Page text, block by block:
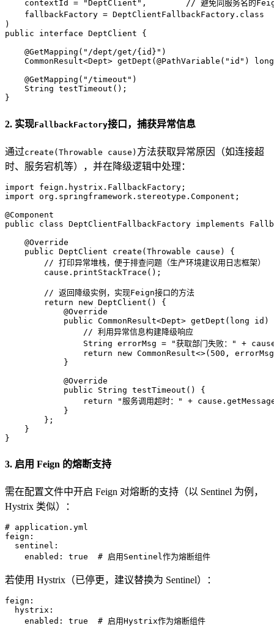
contextId = "DeptClient",        // 避免同服务名的
fallbackFactory = DeptClientFallbackFactory.class
)
public
interface DeptClient {
@GetMapping("/dept/get/{id}")
    CommonResult<Dept>
getDept ( @PathVariable("id")
long
@GetMapping("/timeout")
    String
testTimeout () ;
}
2. 实现FallbackFactory接口，捕获异常信息
通过create(Throwable cause) 方法获取异常原因（如连接超
时、服务宕机等），并在降级逻辑中处理：
import
import org.springframework.stereotype.Component;
@Component
public
class DeptClientFallbackFactory implements
@Override
public DeptClient create (Throwable cause)
{
// 打印异常堆栈，便于排查问题（生产环境建议用日志框架）
        cause.printStackTrace();
// 返回降级实例，实现Feign接口的方法
return
new DeptClient () {
@Override
public CommonResult<Dept> getDept ( long id)
// 利用异常信息构建降级响应
String errorMsg = "获取部门失败："
+
return
new CommonResult<>( 500 ,
            }
@Override
public String testTimeout ()
{
return
"服务调用超时："
+
            }
        };
    }
}
3. 启用 Feign 的熔断支持
需在配置文件中开启 Feign 对熔断的支持（以 Sentinel 为例，
Hystrix 类似）：
# application.yml
feign:
sentinel:
enabled:
true # 启用Sentinel作为熔断组件
若使用 Hystrix（已停更，建议替换为 Sentinel）：
feign:
hystrix:
enabled:
true # 启用Hystrix作为熔断组件